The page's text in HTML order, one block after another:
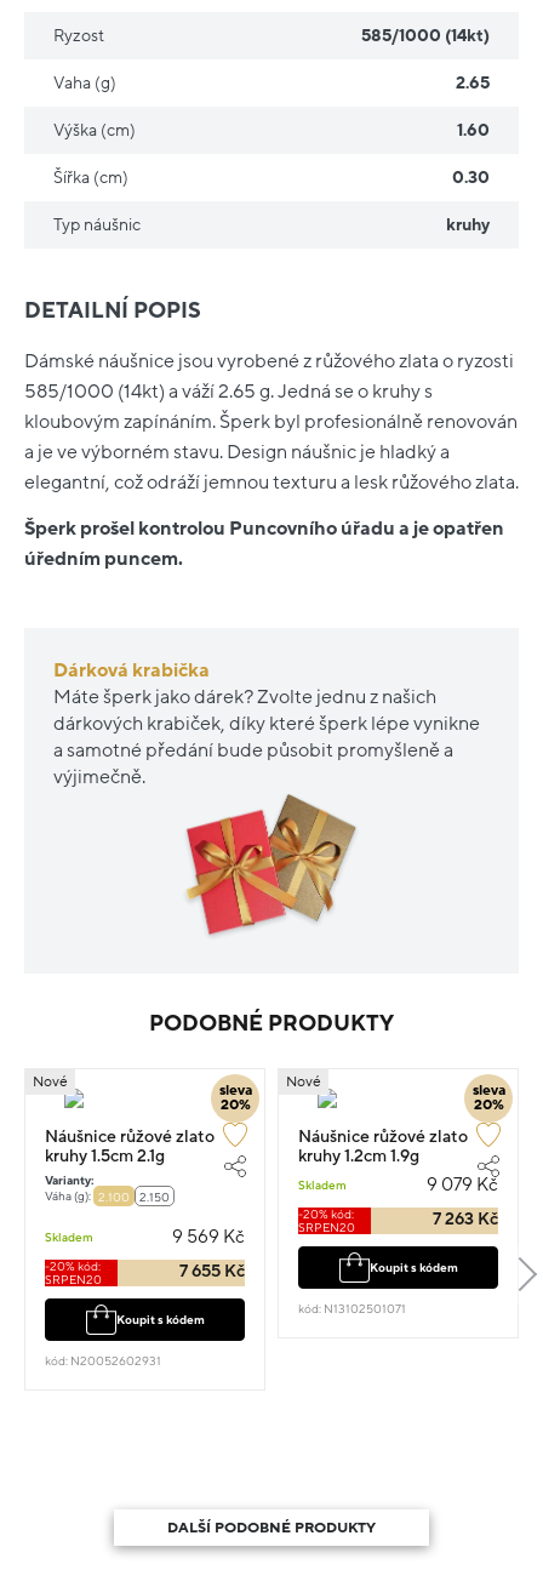
DETAILNÍ POPIS
Dámské náušnice jsou vyrobené z růžového zlata o ryzosti
585/1000 (14kt) a váží 2.65 g. Jedná se o kruhy s
kloubovým zapínáním. Šperk byl profesionálně renovován
a je ve výborném stavu. Design náušnic je hladký a
elegantní, což odráží jemnou texturu a lesk růžového zlata.
Šperk prošel kontrolou Puncovního úřadu a je opatřen
úředním puncem.
Dárková krabička
Máte šperk jako dárek? Zvolte jednu z našich
dárkových krabiček, díky které šperk lépe vynikne
a samotné předání bude působit promyšleně a
výjimečně.
Ryzost 585/1000 (14kt)
Vaha (g) 2.65
Výška (cm) 1.60
Šířka (cm) 0.30
Typ náušnic kruhy
PODOBNÉ PRODUKTY
sleva
20%
Nové
Náušnice růžové zlato
kruhy 1.5cm 2.1g
Varianty:
Váha (g): 2.100 2.150
Skladem 9 569 Kč
-20% kód:
SRPEN20
7 655 Kč
Koupit s kódem
kód: N20052602931
sleva
20%
Nové
Náušnice růžové zlato
kruhy 1.2cm 1.9g
Skladem 9 079 Kč
-20% kód:
SRPEN20
7 263 Kč
Koupit s kódem
kód: N13102501071
DALŠÍ PODOBNÉ PRODUKTY